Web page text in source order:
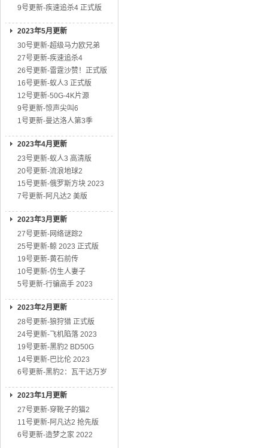
9号更新-疾速追杀4 正式版
2023年5月更新
30号更新-超级马力欧兄弟
27号更新-疾速追杀4
26号更新-雷霆沙赞！正式版
16号更新-蚁人3 正式版
12号更新-50G-4K片源
9号更新-惊声尖叫6
1号更新-曼达洛人第3季
2023年4月更新
23号更新-蚁人3 高清版
20号更新-流浪地球2
15号更新-俄罗斯方块 2023
7号更新-阿凡达2 美版
2023年3月更新
27号更新-网络谜踪2
25号更新-鲸 2023 正式版
19号更新-黄石前传
10号更新-仿生人妻子
5号更新-行骗高手 2023
2023年2月更新
28号更新-狼狩猎 正式版
24号更新-飞机陷落 2023
19号更新-黑豹2 BD50G
14号更新-巴比伦 2023
6号更新-黑豹2：瓦干达万岁
2023年1月更新
27号更新-穿靴子的猫2
11号更新-阿凡达2 抢先版
6号更新-造梦之家 2022